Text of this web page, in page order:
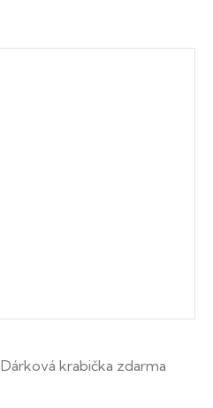
Dárková krabička zdarma